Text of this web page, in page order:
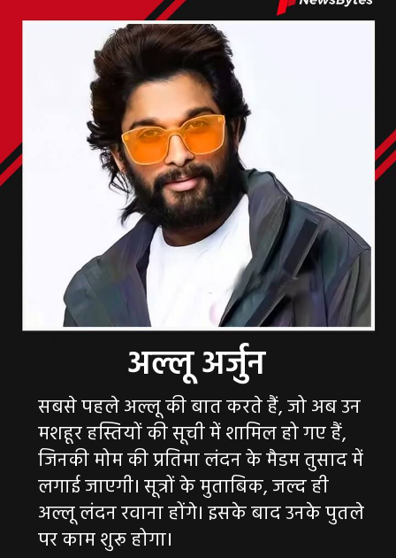
अल्लू अर्जुन
सबसे पहले अल्लू की बात करते हैं, जो अब उन
मशहूर हस्तियों की सूची में शामिल हो गए हैं,
जिनकी मोम की प्रतिमा लंदन के मैडम तुसाद में
लगाई जाएगी। सूत्रों के मुताबिक, जल्द ही
अल्लू लंदन रवाना होंगे। इसके बाद उनके पुतले
पर काम शुरू होगा।